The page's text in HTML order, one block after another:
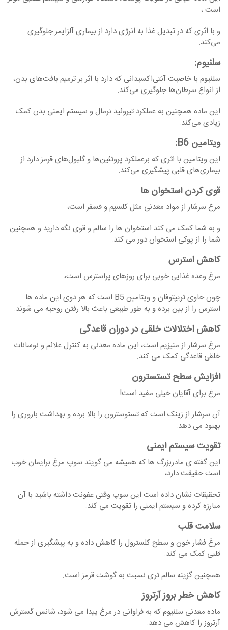
است ،
و با اثری که در تبدیل غذا به انرژی دارد از بیماری‌ آلزایمر جلوگیری
می‌کند.
سلنیوم:
سلنیوم با خاصیت آنتی‌اکسیدانی که دارد با اثر بر ترمیم بافت‌های بدن،
از انواع سرطان‌ها جلوگیری می‌کند.
این ماده همچنین به عملکرد تیروئید نرمال و سیستم ایمنی بدن کمک
زیادی می‌کند.
ویتامین
این ویتامین با اثری که برعملکرد پروتئین‌ها و گلبول‌های قرمز دارد از
بیماری‌های قلبی پیشگیری می‌کند.
قوی کردن استخوان ها
مرغ سرشار از مواد معدنی مثل کلسیم و فسفر است،
و به شما کمک می کند استخوان ها را سالم و قوی نگه دارید و همچنین
شما را از پوکی استخوان دور می کند.
کاهش استرس
مرغ وعده غذایی خوبی برای روزهای پراسترس است،
چون حاوی تریپتوفان و ویتامین B5 است که هر دوی این ماده ها
استرس را از بین برده و به طور طبیعی باعث بالا رفتن روحیه می شوند.
کاهش اختلالات خلقی در دوران قاعدگی
مرغ سرشار از منیزیم است، این ماده معدنی به کنترل علائم و نوسانات
خلقی قاعدگی کمک می کند.
افزایش سطح تستسترون
مرغ برای آقایان خیلی مفید است!
آن سرشار از زینک است که تستوسترون را بالا برده و بهداشت باروری را
بهبود می دهد.
تقویت سیستم ایمنی
این گفته ی مادربزرگ ها که همیشه می گویند سوپ مرغ برایمان خوب
است حقیقت دارد،
تحقیقات نشان داده است این سوپ وقتی عفونت داشته باشید با آن
مبارزه کرده و سیستم ایمنی را تقویت می کند.
سلامت قلب
مرغ فشار خون و سطح کلسترول را کاهش داده و به پیشگیری از حمله
قلبی کمک می کند.
همچنین گزینه سالم تری نسبت به گوشت قرمز است.
کاهش خطر بروز آرتروز
ماده معدنی سلنیوم که به فراوانی در مرغ پیدا می شود، شانس گسترش
آرتروز را کاهش می دهد.